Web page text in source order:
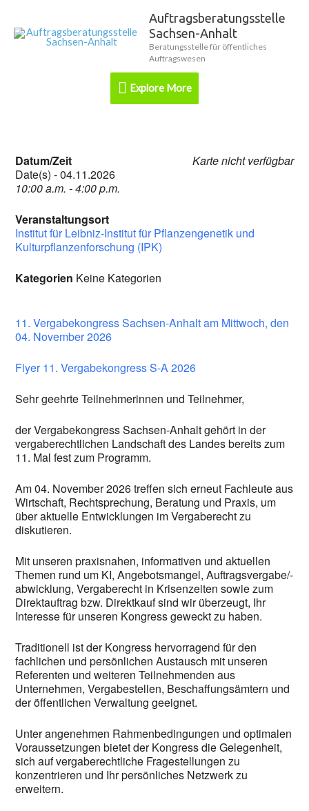
Inhalt
Auftragsberatungsstelle
Sachsen-Anhalt
Beratungsstelle für öffentliches
Auftragswesen
Explore
More
Explore More
Karte nicht verfügbar
Datum/Zeit
Date(s) - 04.11.2026
10:00 a.m. - 4:00 p.m.
Veranstaltungsort
Institut für Leibniz-Institut für Pflanzengenetik und
Kulturpflanzenforschung (IPK)
Kategorien Keine Kategorien
11. Vergabekongress Sachsen-Anhalt am Mittwoch, den
04. November 2026
Flyer 11. Vergabekongress S-A 2026
Sehr geehrte Teilnehmerinnen und Teilnehmer,
der Vergabekongress Sachsen-Anhalt gehört in der
vergaberechtlichen Landschaft des Landes bereits zum
11. Mal fest zum Programm.
Am 04. November 2026 treffen sich erneut Fachleute aus
Wirtschaft, Rechtsprechung, Beratung und Praxis, um
über aktuelle Entwicklungen im Vergaberecht zu
diskutieren.
Mit unseren praxisnahen, informativen und aktuellen
Themen rund um KI, Angebotsmangel, Auftragsvergabe/-
abwicklung, Vergaberecht in Krisenzeiten sowie zum
Direktauftrag bzw. Direktkauf sind wir überzeugt, Ihr
Interesse für unseren Kongress geweckt zu haben.
Traditionell ist der Kongress hervorragend für den
fachlichen und persönlichen Austausch mit unseren
Referenten und weiteren Teilnehmenden aus
Unternehmen, Vergabestellen, Beschaffungsämtern und
der öffentlichen Verwaltung geeignet.
Unter angenehmen Rahmenbedingungen und optimalen
Voraussetzungen bietet der Kongress die Gelegenheit,
sich auf vergaberechtliche Fragestellungen zu
konzentrieren und Ihr persönliches Netzwerk zu
erweitern.